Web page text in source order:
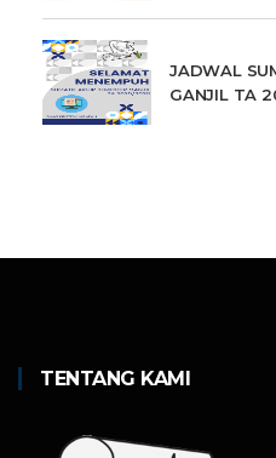
JADWAL
GANJIL TA
TENTANG KAMI